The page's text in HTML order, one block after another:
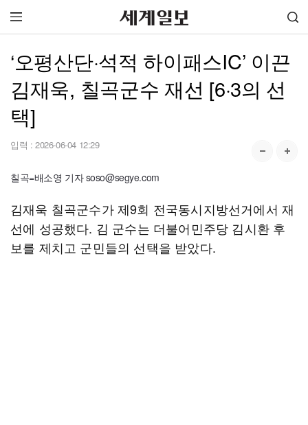
‘오평산단·석적 하이패스IC’ 이끈
김재욱, 칠곡군수 재선 [6·3의 선
택]
입력 : 2026-06-04 12:29
칠곡=배소영 기자 soso@segye.com
김재욱 칠곡군수가 제9회 전국동시지방선거에서 재
선에 성공했다. 김 군수는 더불어민주당 김시환 후
보를 제치고 군민들의 선택을 받았다.